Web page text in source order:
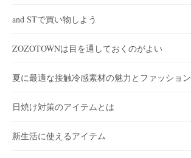
and STで買い物しよう
ZOZOTOWNは目を通しておくのがよい
夏に最適な接触冷感素材の魅力とファッション
日焼け対策のアイテムとは
新生活に使えるアイテム